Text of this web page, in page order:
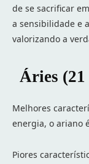
de se sacrificar
a sensibilidade e
valorizando a
Áries
Melhores
energia, o ariano
Piores